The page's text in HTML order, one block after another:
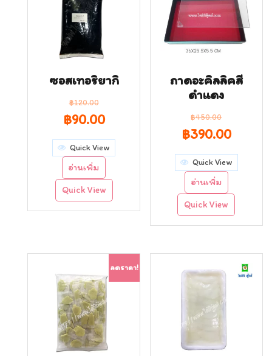
ซอสเทอริยากิ
฿120.00
Original
price
was:
฿120.00.
฿90.00Current
price
is:
฿90.00.
Quick View
อ่านเพิ่ม
Quick View
ถาดอะคิลลิคสี
ดำแดง
฿450.00
Original
price
was:
฿450.00.
฿390.00
price
is:
฿
Quick View
อ่านเพิ่ม
Quick View
ลดราคา!